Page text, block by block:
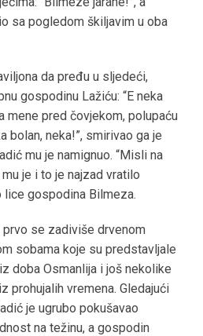
sa pogledom škiljavim u oba
da pređu u sljedeći,
gospodinu Lažiću: “E neka
mene pred čovjekom, polupaću
bolan, neka!”, smirivao ga je
mu je namignuo. “Misli na
je i to je najzad vratilo
lice gospodina Bilmeza.
prvo se zadiviše drvenom
sobama koje su predstavljale
doba Osmanlija i još nekolike
prohujalih vremena. Gledajući
je ugrubo pokušavao
na težinu, a gospodin